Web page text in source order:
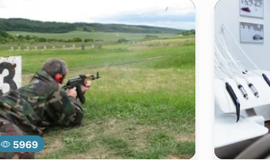
5969